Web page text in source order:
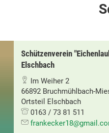
Schützenverein
Elschbach
Im Weiher 2
66892 Bruchmühlbach-
Ortsteil Elschbach
0163 / 73 81 511